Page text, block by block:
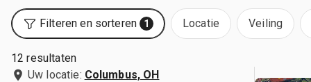
Filteren en sorteren 1 Locatie Veiling
12 resultaten
Uw locatie: Columbus, OH